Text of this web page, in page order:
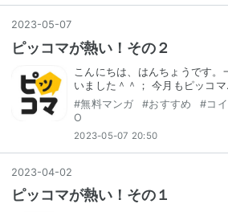
2023-05-07
ピッコマが熱い！その２
こんにちは、はんちょうです。
いました＾＾； 今月もピッコ
#無料マンガ #おすすめ #コ
O
2023-05-07 20:50
2023-04-02
ピッコマが熱い！その１